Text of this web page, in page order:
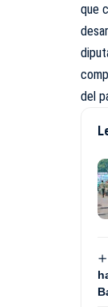
que
del